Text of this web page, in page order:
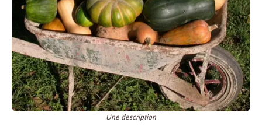
Une description